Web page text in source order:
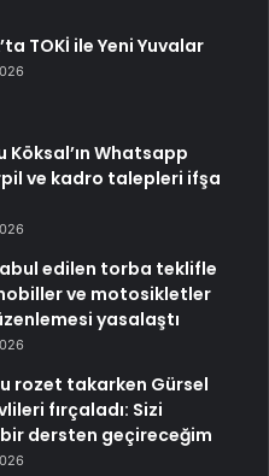
TOKİ ile Yeni Yuvalar
Köksal’ın Whatsapp
ve kadro talepleri ifşa
edilen torba teklifle
ve motosikletler
yasalaştı
rozet takarken Gürsel
fırçaladı: Sizi
dersten geçireceğim